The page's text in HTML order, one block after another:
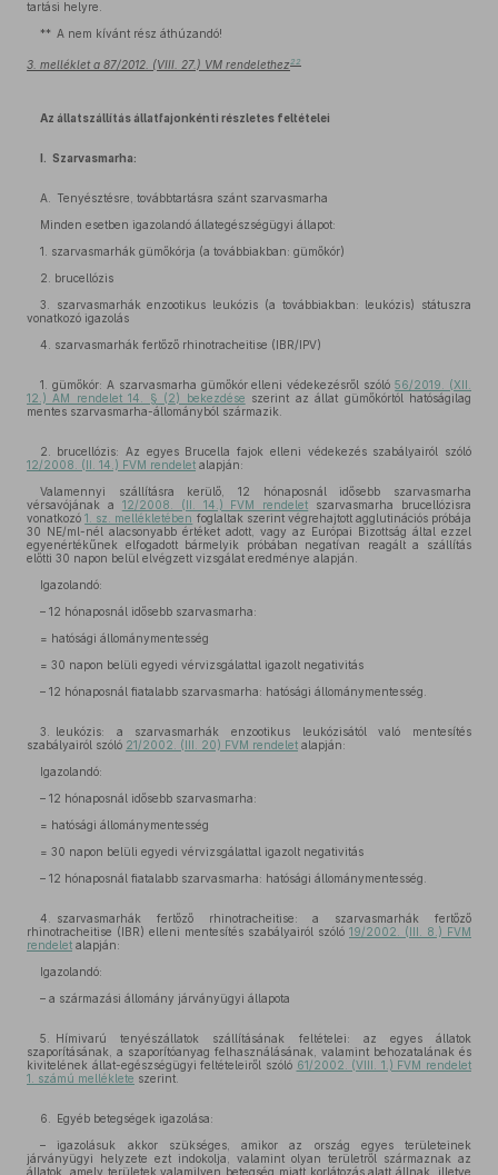
tartási helyre.
** A nem kívánt rész áthúzandó!
3. melléklet a 87/2012. (VIII. 27.) VM rendelethez 22
Az állatszállítás állatfajonkénti részletes feltételei
I. Szarvasmarha:
A. Tenyésztésre, továbbtartásra szánt szarvasmarha
Minden esetben igazolandó állategészségügyi állapot:
1. szarvasmarhák gümőkórja (a továbbiakban: gümőkór)
2. brucellózis
3. szarvasmarhák enzootikus leukózis (a továbbiakban: leukózis) státuszra
vonatkozó igazolás
4. szarvasmarhák fertőző rhinotracheitise (IBR/IPV)
1. gümőkór: A szarvasmarha gümőkór elleni védekezésről szóló56/2019. (XII.
12.) AM rendelet 14. § (2) bekezdése szerint az állat gümőkórtól hatóságilag
mentes szarvasmarha-állományból származik.
2. brucellózis: Az egyes Brucella fajok elleni védekezés szabályairól szóló
12/2008. (II. 14.) FVM rendelet alapján:
Valamennyi szállításra kerülő, 12 hónaposnál idősebb szarvasmarha
vérsavójának a 12/2008. (II. 14.) FVM rendelet szarvasmarha brucellózisra
vonatkozó1. sz. mellékletében foglaltak szerint végrehajtott agglutinációs próbája
30 NE/ml-nél alacsonyabb értéket adott, vagy az Európai Bizottság által ezzel
egyenértékűnek elfogadott bármelyik próbában negatívan reagált a szállítás
előtti 30 napon belül elvégzett vizsgálat eredménye alapján.
Igazolandó:
– 12 hónaposnál idősebb szarvasmarha:
= hatósági állománymentesség
= 30 napon belüli egyedi vérvizsgálattal igazolt negativitás
– 12 hónaposnál fiatalabb szarvasmarha: hatósági állománymentesség.
3. leukózis: a szarvasmarhák enzootikus leukózisától való mentesítés
szabályairól szóló 21/2002. (III. 20) FVM rendelet alapján:
Igazolandó:
– 12 hónaposnál idősebb szarvasmarha:
= hatósági állománymentesség
= 30 napon belüli egyedi vérvizsgálattal igazolt negativitás
– 12 hónaposnál fiatalabb szarvasmarha: hatósági állománymentesség.
4. szarvasmarhák fertőző rhinotracheitise: a szarvasmarhák fertőző
rhinotracheitise (IBR) elleni mentesítés szabályairól szóló 19/2002. (III. 8.) FVM
rendelet alapján:
Igazolandó:
– a származási állomány járványügyi állapota
5. Hímivarú tenyészállatok szállításának feltételei: az egyes állatok
szaporításának, a szaporítóanyag felhasználásának, valamint behozatalának és
kivitelének állat-egészségügyi feltételeiről szóló 61/2002. (VIII. 1.) FVM rendelet
1. számú melléklete szerint.
6. Egyéb betegségek igazolása:
– igazolásuk akkor szükséges, amikor az ország egyes területeinek
járványügyi helyzete ezt indokolja, valamint olyan területről származnak az
állatok, amely területek valamilyen betegség miatt korlátozás alatt állnak, illetve